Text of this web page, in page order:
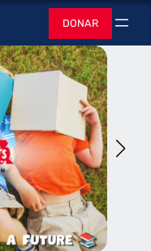
Juguetes
DONAR Buscar